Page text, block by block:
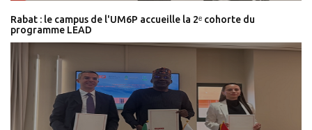
Rabat : le campus de l'UM6P accueille la 2ᵉ cohorte du
programme LEAD